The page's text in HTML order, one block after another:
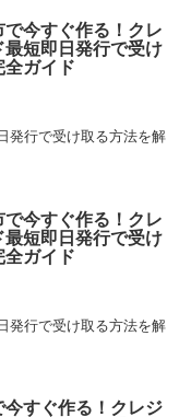
で今すぐ作る！クレ
最短即日発行で受け
全ガイド
発行で受け取る方法を解
で今すぐ作る！クレ
最短即日発行で受け
全ガイド
発行で受け取る方法を解
今すぐ作る！クレジ